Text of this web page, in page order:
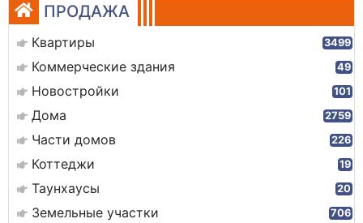
ПРОДАЖА
Квартиры 3499
Коммерческие здания 49
Новостройки 101
Дома 2759
Части домов 226
Коттеджи 19
Таунхаусы 20
Земельные участки 706